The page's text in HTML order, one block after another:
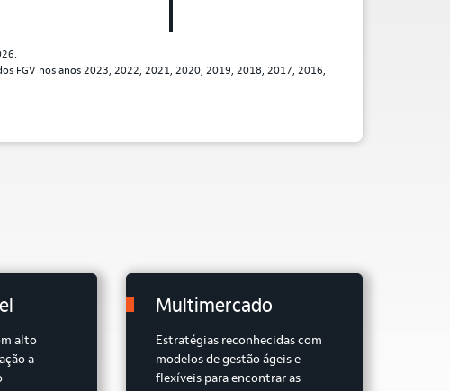
FGV nos anos 2023, 2022, 2021, 2020, 2019, 2018, 2017, 2016,
alto
a
Multimercado
Estratégias reconhecidas com
modelos de gestão ágeis e
flexíveis para encontrar as